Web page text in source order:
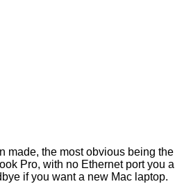
the most obvious being
Pro, with no Ethernet port you
if you want a new Mac laptop.